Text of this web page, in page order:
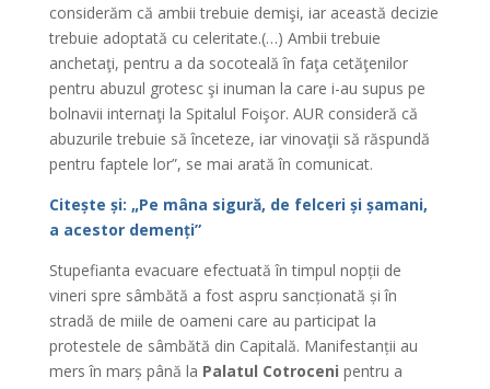
considerăm că ambii trebuie demişi, iar această decizie
trebuie adoptată cu celeritate.(…) Ambii trebuie
anchetaţi, pentru a da socoteală în faţa cetăţenilor
pentru abuzul grotesc şi inuman la care i-au supus pe
bolnavii internaţi la Spitalul Foişor. AUR consideră că
abuzurile trebuie să înceteze, iar vinovaţii să răspundă
pentru faptele lor”, se mai arată în comunicat.
Citește și: „Pe mâna sigură, de felceri și șamani,
a acestor demenți”
Stupefianta evacuare efectuată în timpul nopții de
vineri spre sâmbătă a fost aspru sancționată și în
stradă de miile de oameni care au participat la
protestele de sâmbătă din Capitală. Manifestanții au
mers în marș până la Palatul Cotroceni pentru a